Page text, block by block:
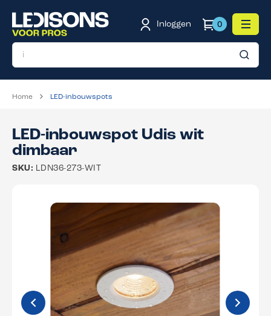
hoofdinhoud
Inloggen
0
Home LED-inbouwspots
LED-inbouwspot Udis wit
dimbaar
SKU: LDN36-273-WIT